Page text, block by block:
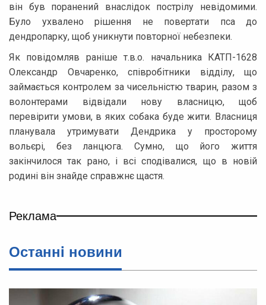
він був поранений внаслідок пострілу невідомими.
Було ухвалено рішення не повертати пса до
дендропарку, щоб уникнути повторної небезпеки.
Як повідомляв раніше т.в.о. начальника КАТП-1628
Олександр Овчаренко, співробітники відділу, що
займається контролем за чисельністю тварин, разом з
волонтерами відвідали нову власницю, щоб
перевірити умови, в яких собака буде жити. Власниця
планувала утримувати Дендрика у просторому
вольєрі, без ланцюга. Сумно, що його життя
закінчилося так рано, і всі сподівалися, що в новій
родині він знайде справжнє щастя.
Реклама
Останнi новини